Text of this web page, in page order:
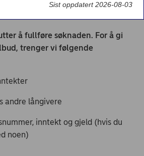
å fullføre søknaden. For å gi
trenger vi følgende
andre långivere
inntekt og gjeld (hvis du
noen)
Sist oppdatert 2026-08-03